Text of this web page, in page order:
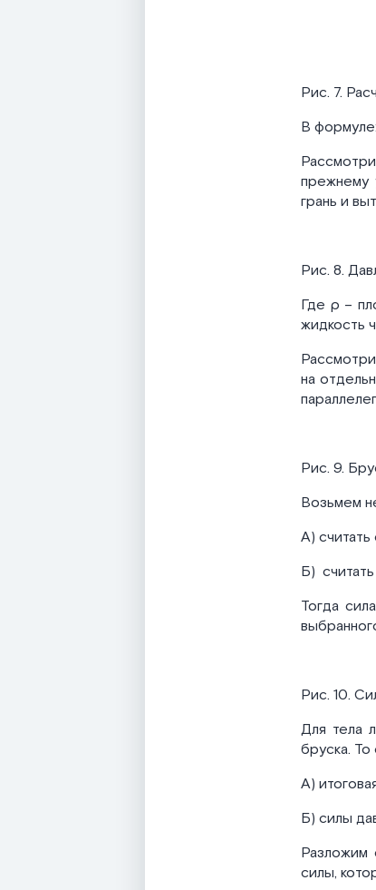
Рис. 7.
В
прежнему
грань и
Рис. 8.
Где ρ –
жидкость
на
Рис. 9.
Возьмем
А) считать
Б)
Тогда
Рис. 10.
Для тела
бруска. То
А)
Б) силы
Разложим
силы,